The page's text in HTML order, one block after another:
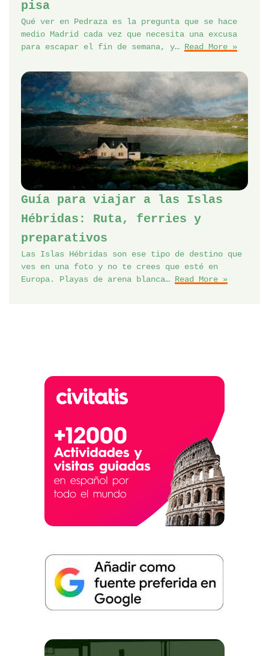
pisa
Qué ver en Pedraza es la pregunta que se hace
medio Madrid cada vez que necesita una excusa
para escapar el fin de semana, y… Read More »
Guía para viajar a las Islas
Hébridas: Ruta, ferries y
preparativos
Las Islas Hébridas son ese tipo de destino que
ves en una foto y no te crees que esté en
Europa. Playas de arena blanca… Read More »